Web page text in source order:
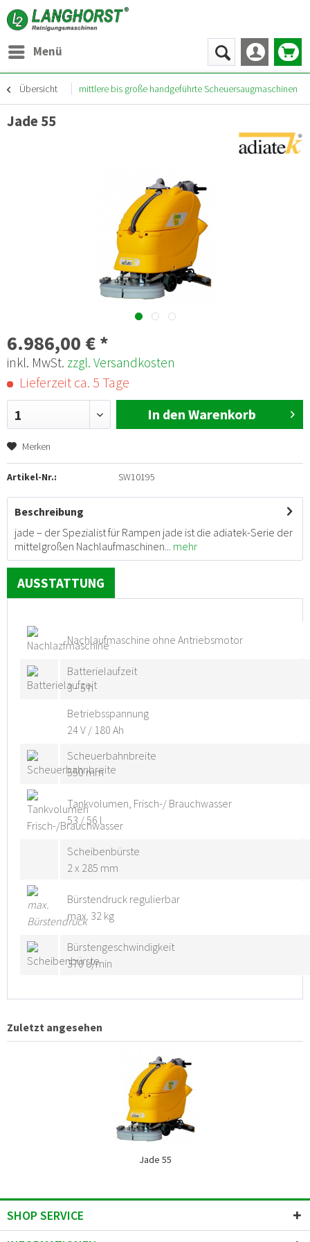
Menü
Übersicht mittlere bis große handgeführte Scheuersaugmaschinen
Jade 55
6.986,00 € *
inkl. MwSt. zzgl. Versandkosten
Lieferzeit ca. 5 Tage
1 In den Warenkorb
Merken
Artikel-Nr.: SW10195
Beschreibung
jade – der Spezialist für Rampen jade ist die adiatek-Serie der
mittelgroßen Nachlaufmaschinen... mehr
AUSSTATTUNG
Nachlaufmaschine ohne Antriebsmotor
Batterielaufzeit
3 - 5 h
Betriebsspannung
24 V / 180 Ah
Scheuerbahnbreite
550 mm
Tankvolumen, Frisch-/ Brauchwasser
53 / 56 l
Scheibenbürste
2 x 285 mm
Bürstendruck regulierbar
max. 32 kg
Bürstengeschwindigkeit
370 U/min
Zuletzt angesehen
Jade 55
SHOP SERVICE